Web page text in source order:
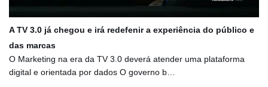
A TV 3.0 já chegou e irá redefenir a experiência do público e
das marcas
O Marketing na era da TV 3.0 deverá atender uma plataforma
digital e orientada por dados O governo b…